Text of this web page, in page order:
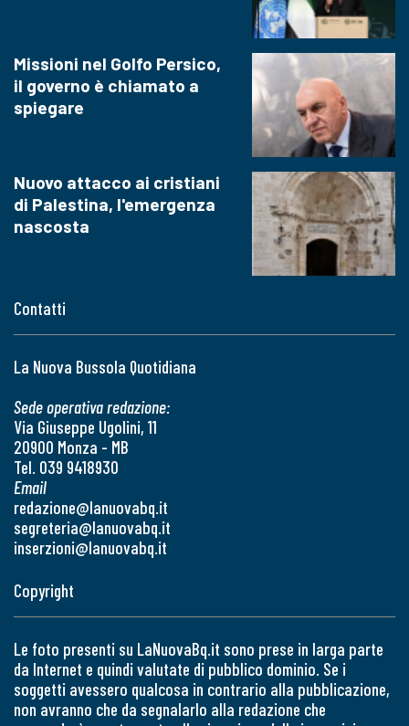
Contatti
La Nuova Bussola Quotidiana
Sede operativa redazione:
Via Giuseppe Ugolini, 11
20900 Monza - MB
Tel. 039 9418930
Email
redazione@lanuovabq.it
segreteria@lanuovabq.it
inserzioni@lanuovabq.it
Missioni nel Golfo Persico,
il governo è chiamato a
spiegare
Nuovo attacco ai cristiani
di Palestina, l'emergenza
nascosta
Copyright
Le foto presenti su LaNuovaBq.it sono prese in larga parte
da Internet e quindi valutate di pubblico dominio. Se i
soggetti avessero qualcosa in contrario alla pubblicazione,
non avranno che da segnalarlo alla redazione che